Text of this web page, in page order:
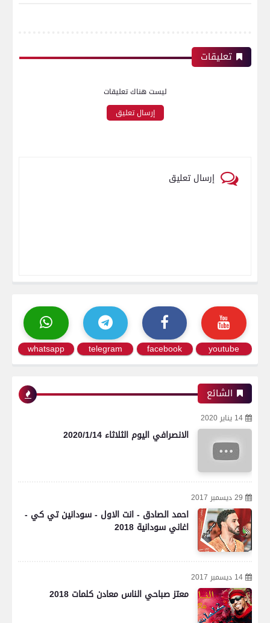
تعليقات
ليست هناك تعليقات
إرسال تعليق
إرسال تعليق
youtube
facebook
telegram
whatsapp
الشائع
14 يناير 2020
الانصرافي اليوم الثلاثاء 2020/1/14
29 ديسمبر 2017
احمد الصادق - انت الاول - سودانين تي كي -
اغاني سودانية 2018
14 ديسمبر 2017
معتز صباحي الناس معادن كلمات 2018